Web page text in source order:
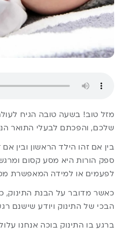
מזל טוב! בשעה טובה הגיח
שלכם, והפכתם לבעלי התואר
בין אם זהו הילד הראשון ובין
ספק הורות היא מסע קסום ומרגש
לפעמים או למידה המאפשרת
כאשר מדובר על הבנת התינוק,
הבכי של התינוק ויודע שישנם
ברגע בו התינוק בוכה אנחנו